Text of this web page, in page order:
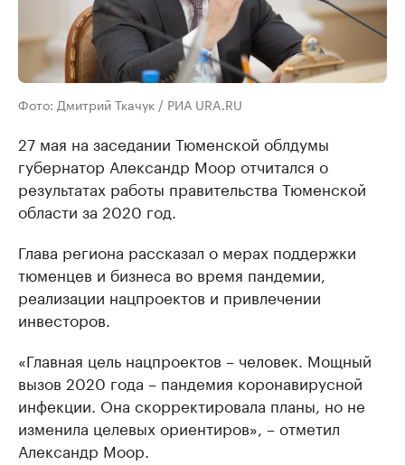
Фото: Дмитрий Ткачук / РИА URA.RU
27 мая на заседании Тюменской облдумы
губернатор Александр Моор отчитался о
результатах работы правительства Тюменской
области за 2020 год.
Глава региона рассказал о мерах поддержки
тюменцев и бизнеса во время пандемии,
реализации нацпроектов и привлечении
инвесторов.
«Главная цель нацпроектов – человек. Мощный
вызов 2020 года – пандемия коронавирусной
инфекции. Она скорректировала планы, но не
изменила целевых ориентиров», – отметил
Александр Моор.